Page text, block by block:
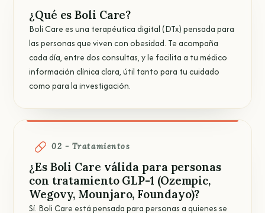
¿Qué es Boli Care?
Boli Care es una terapéutica digital (DTx) pensada para
las personas que viven con obesidad. Te acompaña
cada día, entre dos consultas, y le facilita a tu médico
información clínica clara, útil tanto para tu cuidado
como para la investigación.
02 - Tratamientos
¿Es Boli Care válida para personas
con tratamiento GLP-1 (Ozempic,
Wegovy, Mounjaro, Foundayo)?
Sí. Boli Care está pensada para personas a quienes se